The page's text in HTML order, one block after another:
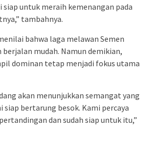
untuk meraih kemenangan pada
tambahnya.
bahwa laga melawan Semen
berjalan mudah. Namun demikian,
dominan tetap menjadi fokus utama
akan menunjukkan semangat yang
siap bertarung besok. Kami percaya
dan sudah siap untuk itu,”